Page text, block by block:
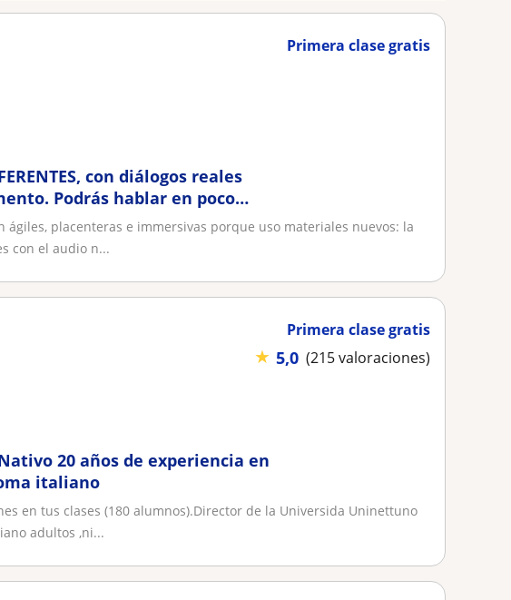
Primera clase gratis
con diálogos reales
Podrás hablar en poco
"VERO
ágiles, placenteras e immersivas porque uso materiales nuevos: la
con el audio n...
Primera clase gratis
★ 5,0 (215 valoraciones)
20 años de experiencia en
italiano
en tus clases (180 alumnos).Director de la Universida Uninettuno
adultos ,ni...